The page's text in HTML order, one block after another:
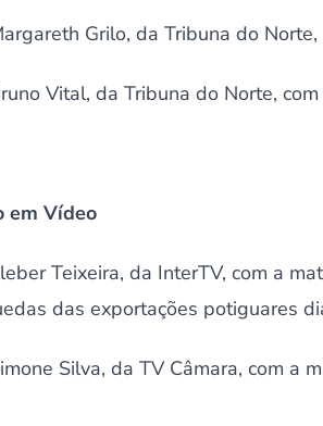
Grilo, da Tribuna do
Vital, da Tribuna do Norte,
em Vídeo
Teixeira, da InterTV, com a
das exportações potiguares
Silva, da TV Câmara, com a